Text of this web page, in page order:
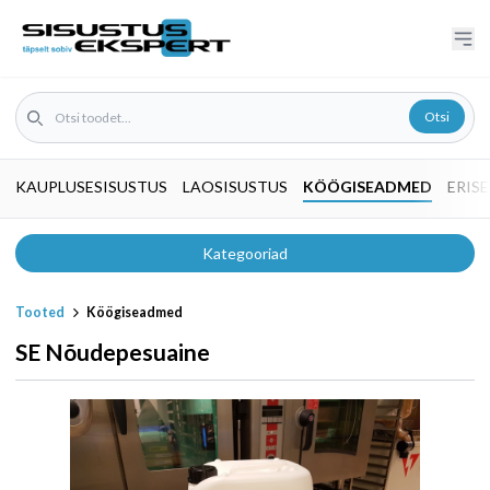
Otsi
KAUPLUSESISUSTUS LAOSISUSTUS KÖÖGISEADMED
Kategooriad
Ettevalmistusseadmed
Grillseadmed - fritüürid
Pitsavalmistusseadmed
Väljastusseadmed
Tooted Köögiseadmed
SE Nõudepesuaine